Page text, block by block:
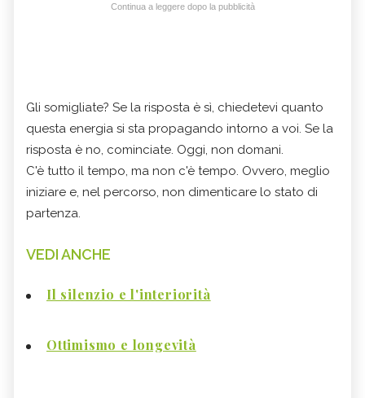
Continua a leggere dopo la pubblicità
Gli somigliate? Se la risposta è sì, chiedetevi quanto
questa energia si sta propagando intorno a voi. Se la
risposta è no, cominciate. Oggi, non domani.
C'è tutto il tempo, ma non c'è tempo. Ovvero, meglio
iniziare e, nel percorso, non dimenticare lo stato di
partenza.
VEDI ANCHE
Il silenzio e l'interiorità
Ottimismo e longevità